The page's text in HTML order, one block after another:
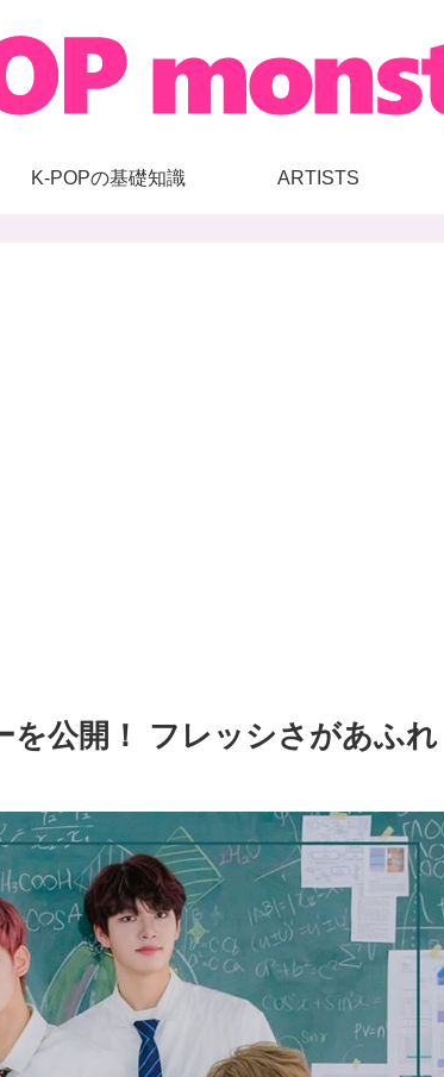
K-POPの基礎知識 ARTISTS
公開！ フレッシさがあふれ